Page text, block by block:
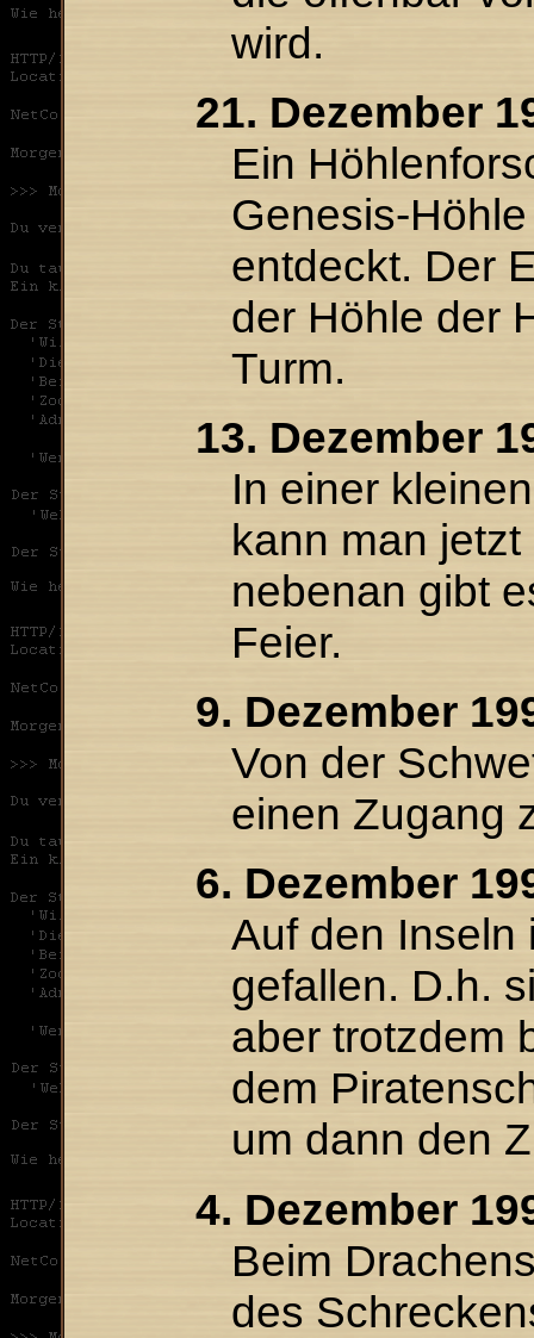
wird.
21. Dezember
Ein
Genesis-
entdeckt. Der
der Höhle der
Turm.
13. Dezember
In einer
kann man
nebenan gibt
Feier.
9. Dezember
Von der
einen Zugang
6. Dezember
Auf den Inseln
gefallen. D.h.
aber trotzdem
dem
um dann den
4. Dezember
Beim
des